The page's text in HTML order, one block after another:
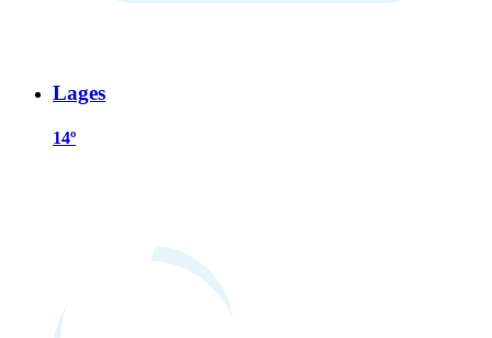
Lages
14º